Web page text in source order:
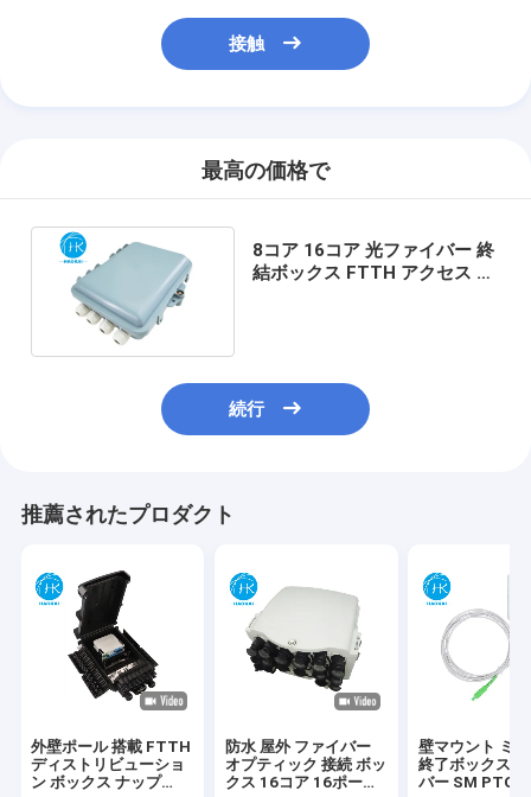
接触
最高の価格で
8コア 16コア 光ファイバー 終
結ボックス FTTH アクセス 配
続行
推薦されたプロダクト
外壁ポール 搭載 FTTH
ディストリビューショ
ン ボックス ナップ
防水 屋外 ファイバー
オプティック 接続 ボッ
クス 16コア 16ポート
壁マウント ミ
終了ボックス
バー SM PTO